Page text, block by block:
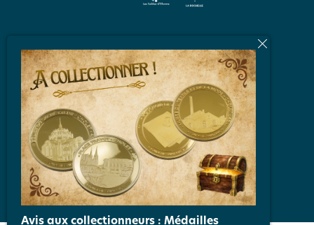
Avis aux collectionneurs : Médailles
L'équipe
Brochures et Plans
Vidéos
Espace Partenaires
FAQ
Nos engagements qualité